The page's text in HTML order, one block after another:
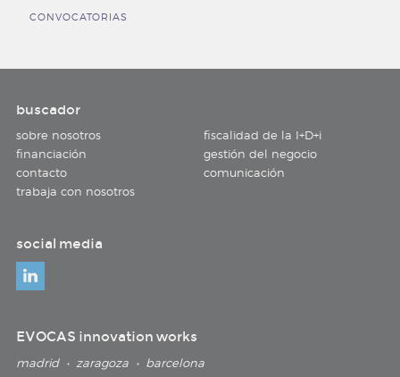
CONVOCATORIAS
buscador
sobre nosotros
fiscalidad de la I+D+i
financiación
gestión del negocio
contacto
comunicación
trabaja con nosotros
social media
EVOCAS innovation works
madrid • zaragoza • barcelona